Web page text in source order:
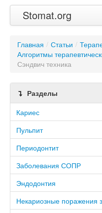
Stomat.org
Статьи
Главная / Статьи /
Алгоритмы
Сэндвич техника
Разделы
Кариес
Пульпит
Периодонтит
Заболевания СОПР
Эндодонтия
Некариозные поражения